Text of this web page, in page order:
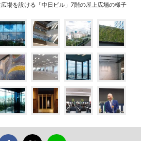
場を設ける「中日ビル」7階の屋上広場の様子